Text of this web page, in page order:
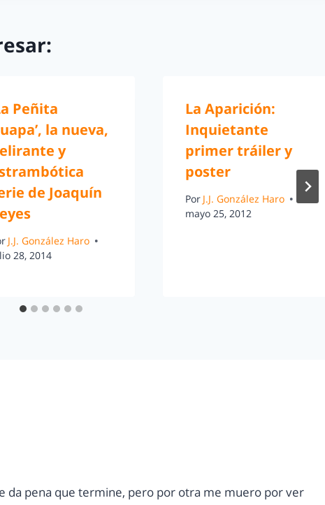
Peñita
la nueva,
y
de Joaquín
J.J. González Haro
28, 2014
La Aparición:
Inquietante
primer tráiler y
poster
Por J.J. González Haro
mayo 25, 2012
da pena que termine, pero por otra me muero por ver